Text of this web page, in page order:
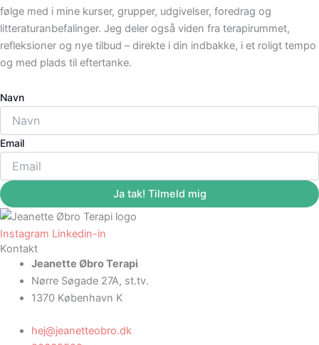
følge med i mine kurser, grupper, udgivelser, foredrag og
litteraturanbefalinger. Jeg deler også viden fra terapirummet,
refleksioner og nye tilbud – direkte i din indbakke, i et roligt tempo
og med plads til eftertanke.
Navn
Email
Ja tak! Tilmeld mig
Instagram Linkedin-in
Kontakt
Jeanette Øbro Terapi
Nørre Søgade 27A, st.tv.
1370 København K
hej@jeanetteobro.dk